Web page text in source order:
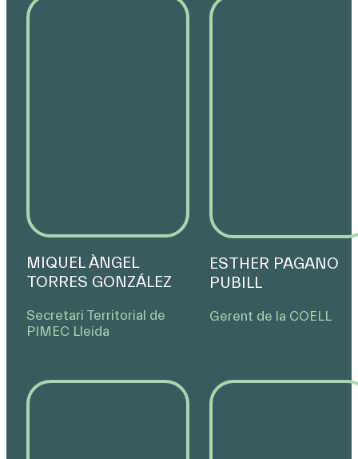
MIQUEL ÀNGEL
TORRES GONZÁLEZ
Secretari Territorial de
PIMEC Lleida
ESTHER PAGANO
PUBILL
Gerent de la COELL